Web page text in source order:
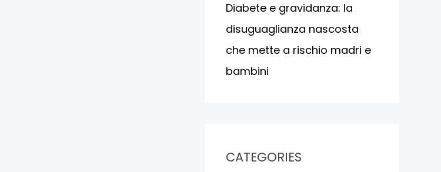
Diabete e gravidanza: la
disuguaglianza nascosta
che mette a rischio madri e
bambini
CATEGORIES